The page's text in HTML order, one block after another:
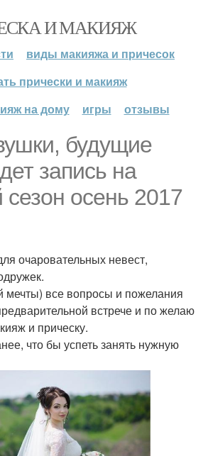
И МАКИЯЖ
виды макияжа и причесок
прически и макияж
на дому
игры отзывы
будущие
запись на
осень 2017
очаровательных невест,
все вопросы и пожелания
встрече и по желаю
и прическу.
что бы успеть занять нужную